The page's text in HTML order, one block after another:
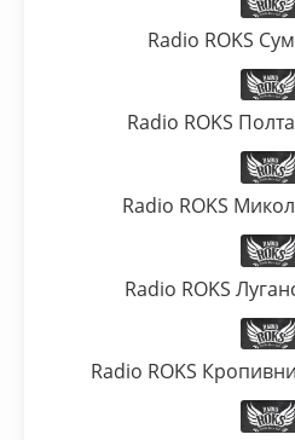
Radio ROKS
Radio ROKS
Radio ROKS
Radio ROKS
Radio ROKS